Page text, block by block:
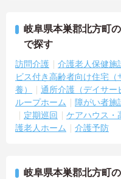
岐阜県本巣郡北方町
で探す
訪問介護 介護老人保健施
ビス付き高齢者向け住宅（
養）
通所介護（デイサー
ループホーム
障がい者施
定期巡回
ケアハウス・
護老人ホーム
介護予防
岐阜県本巣郡北方町